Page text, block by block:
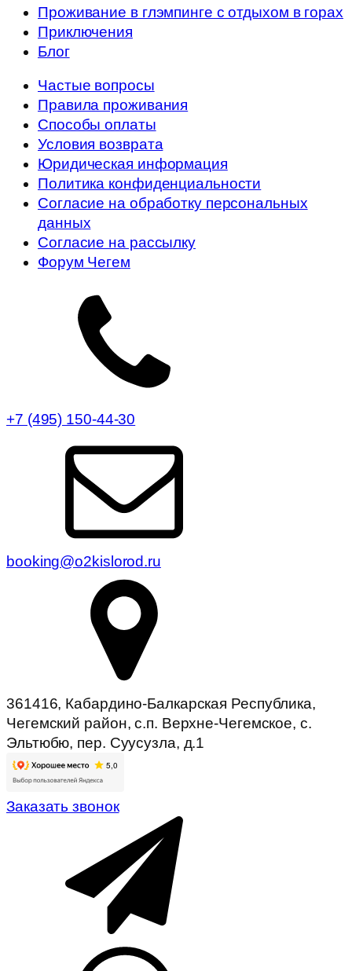
Проживание в глэмпинге с отдыхом в горах
Приключения
Блог
Частые вопросы
Правила проживания
Способы оплаты
Условия возврата
Юридическая информация
Политика конфиденциальности
Согласие на обработку персональных
данных
Согласие на рассылку
Форум Чегем
+7 (495) 150-44-30
booking@o2kislorod.ru
361416, Кабардино-Балкарская Республика,
Чегемский район, с.п. Верхне-Чегемское, с.
Эльтюбю, пер. Суусузла, д.1
Заказать звонок